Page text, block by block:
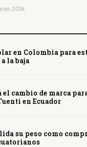
2026
en Colombia para
la baja
cambio de marca
en Ecuador
su peso como